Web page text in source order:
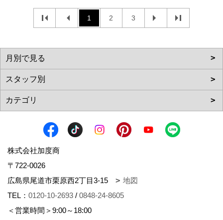
1 2 3
株式会社加度商
〒722-0026
広島県尾道市栗原西2丁目3-15
地図
TEL： 0120-10-2693 / 0848-24-8605
＜営業時間＞9:00～18:00